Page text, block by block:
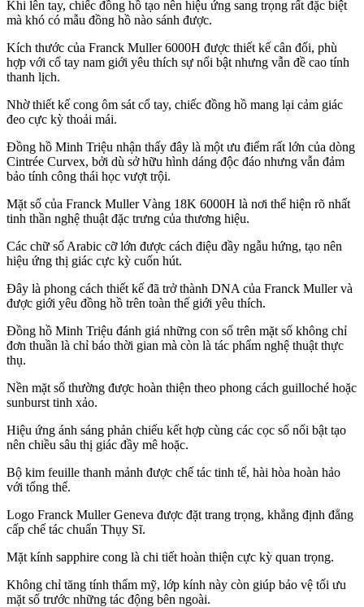
Khi lên tay, chiếc đồng hồ tạo nên hiệu ứng sang trọng rất đặc biệt
mà khó có mẫu đồng hồ nào sánh được.
Kích thước của Franck Muller 6000H được thiết kế cân đối, phù
hợp với cổ tay nam giới yêu thích sự nổi bật nhưng vẫn đề cao tính
thanh lịch.
Nhờ thiết kế cong ôm sát cổ tay, chiếc đồng hồ mang lại cảm giác
đeo cực kỳ thoải mái.
Đồng hồ Minh Triệu nhận thấy đây là một ưu điểm rất lớn của dòng
Cintrée Curvex, bởi dù sở hữu hình dáng độc đáo nhưng vẫn đảm
bảo tính công thái học vượt trội.
Mặt số của Franck Muller Vàng 18K 6000H là nơi thể hiện rõ nhất
tinh thần nghệ thuật đặc trưng của thương hiệu.
Các chữ số Arabic cỡ lớn được cách điệu đầy ngẫu hứng, tạo nên
hiệu ứng thị giác cực kỳ cuốn hút.
Đây là phong cách thiết kế đã trở thành DNA của Franck Muller và
được giới yêu đồng hồ trên toàn thế giới yêu thích.
Đồng hồ Minh Triệu đánh giá những con số trên mặt số không chỉ
đơn thuần là chỉ báo thời gian mà còn là tác phẩm nghệ thuật thực
thụ.
Nền mặt số thường được hoàn thiện theo phong cách guilloché hoặc
sunburst tinh xảo.
Hiệu ứng ánh sáng phản chiếu kết hợp cùng các cọc số nổi bật tạo
nên chiều sâu thị giác đầy mê hoặc.
Bộ kim feuille thanh mảnh được chế tác tinh tế, hài hòa hoàn hảo
với tổng thể.
Logo Franck Muller Geneva được đặt trang trọng, khẳng định đẳng
cấp chế tác chuẩn Thụy Sĩ.
Mặt kính sapphire cong là chi tiết hoàn thiện cực kỳ quan trọng.
Không chỉ tăng tính thẩm mỹ, lớp kính này còn giúp bảo vệ tối ưu
mặt số trước những tác động bên ngoài.